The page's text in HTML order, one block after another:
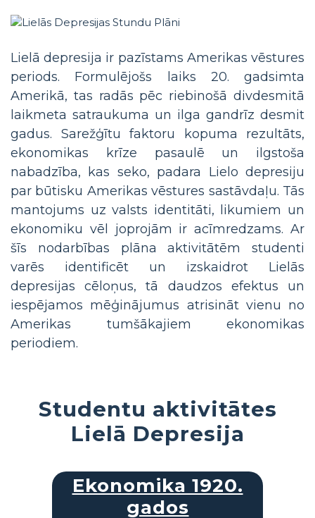
Lielā depresija ir pazīstams Amerikas vēstures
periods. Formulējošs laiks 20. gadsimta
Amerikā, tas radās pēc riebinošā divdesmitā
laikmeta satraukuma un ilga gandrīz desmit
gadus. Sarežģītu faktoru kopuma rezultāts,
ekonomikas krīze pasaulē un ilgstoša
nabadzība, kas seko, padara Lielo depresiju
par būtisku Amerikas vēstures sastāvdaļu. Tās
mantojums uz valsts identitāti, likumiem un
ekonomiku vēl joprojām ir acīmredzams. Ar
šīs nodarbības plāna aktivitātēm studenti
varēs identificēt un izskaidrot Lielās
depresijas cēloņus, tā daudzos efektus un
iespējamos mēģinājumus atrisināt vienu no
Amerikas tumšākajiem ekonomikas
periodiem.
Studentu aktivitātes
Lielā Depresija
Ekonomika 1920.
gados